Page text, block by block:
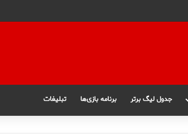
جدول لیگ برتر برنامه بازی‌ها تبلیغات